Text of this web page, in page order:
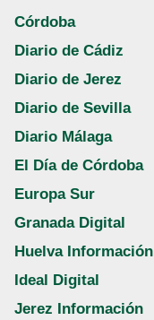
Córdoba
Diario de Cádiz
Diario de Jerez
Diario de Sevilla
Diario Málaga
El Día de Córdoba
Europa Sur
Granada Digital
Huelva Información
Ideal Digital
Jerez Información